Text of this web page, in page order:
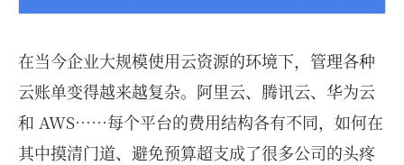
在当今企业大规模使用云资源的环境下，管理各种
云账单变得越来越复杂。阿里云、腾讯云、华为云
和 AWS……每个平台的费用结构各有不同，如何在
其中摸清门道、避免预算超支成了很多公司的头疼